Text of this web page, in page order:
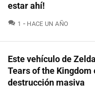
estar ahí!
1 COMENTARIOS
HACE UN AÑO
Este vehículo de
Tears of the Kingdom
destrucción masiva